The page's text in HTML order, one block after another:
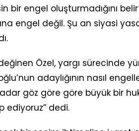
bir engel oluşturmadığını
engel değil. Şu an siyasi
Özel, yargı sürecinde
adaylığının nasıl
göz göre göre büyük bir
ediyoruz” dedi.